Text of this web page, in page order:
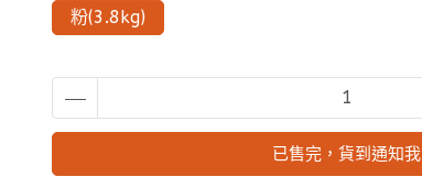
粉(3.8kg)
已售完，貨到通知我